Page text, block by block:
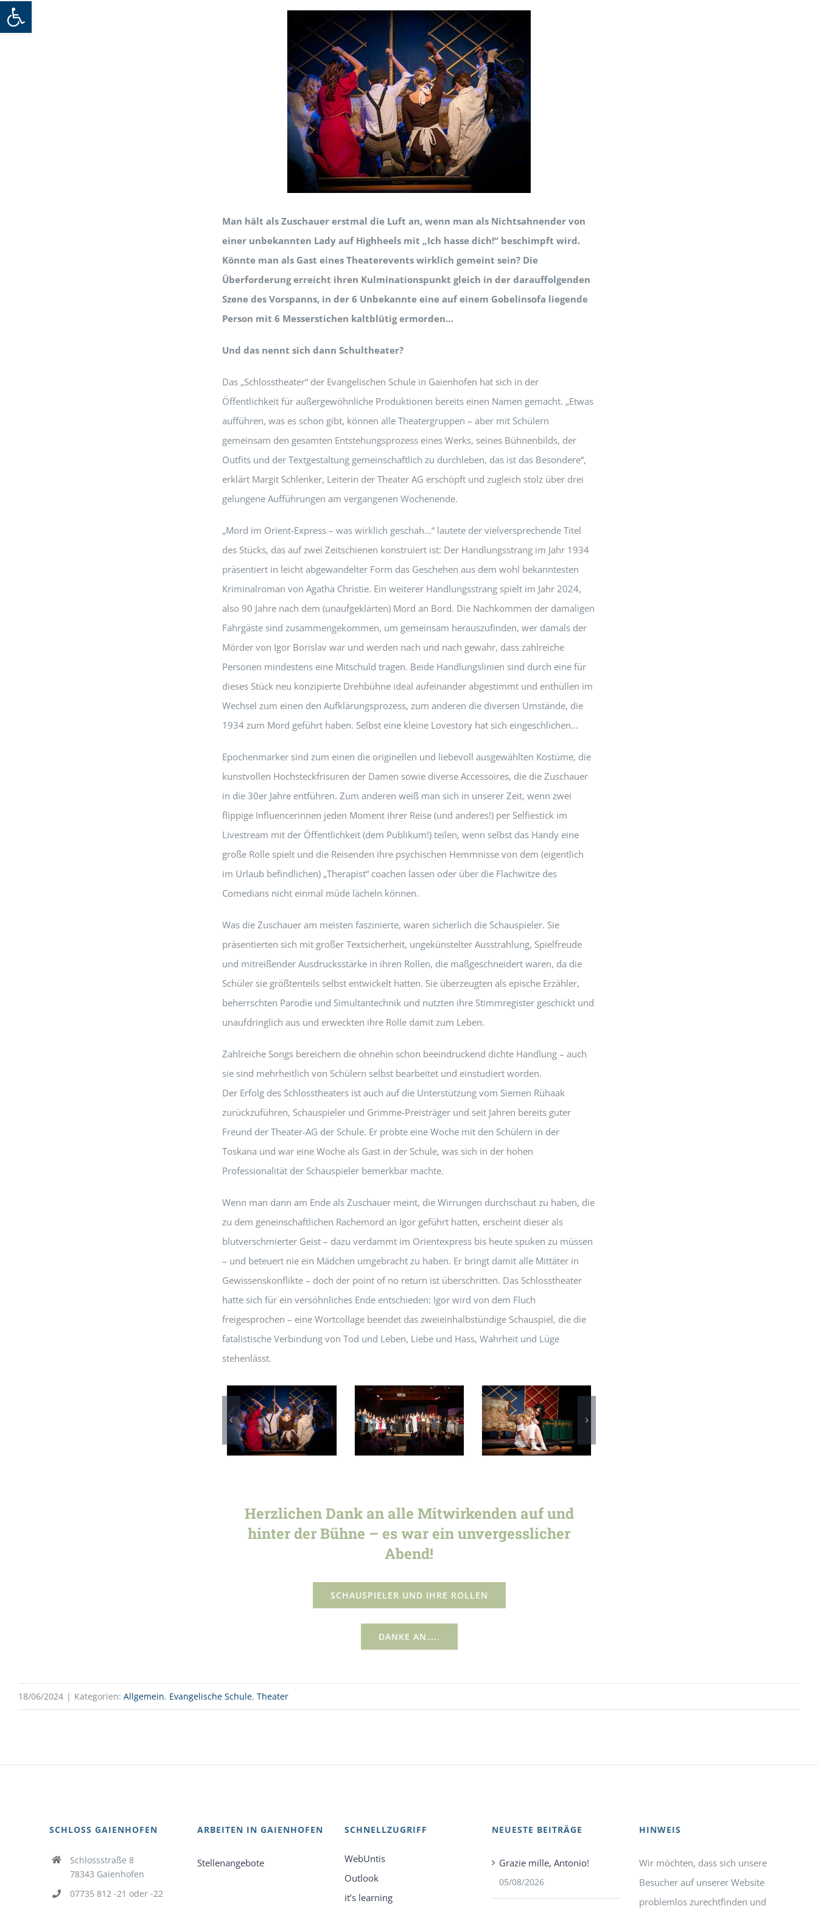
Werkzeugleiste öffnen
Man hält als Zuschauer erstmal die Luft an, wenn man als Nichtsahnender von
einer unbekannten Lady auf Highheels mit „Ich hasse dich!“ beschimpft wird.
Könnte man als Gast eines Theaterevents wirklich gemeint sein? Die
Überforderung erreicht ihren Kulminationspunkt gleich in der darauffolgenden
Szene des Vorspanns, in der 6 Unbekannte eine auf einem Gobelinsofa liegende
Person mit 6 Messerstichen kaltblütig ermorden…
Und das nennt sich dann Schultheater?
Das „Schlosstheater“ der Evangelischen Schule in Gaienhofen hat sich in der
Öffentlichkeit für außergewöhnliche Produktionen bereits einen Namen gemacht. „Etwas
aufführen, was es schon gibt, können alle Theatergruppen – aber mit Schülern
gemeinsam den gesamten Entstehungsprozess eines Werks, seines Bühnenbilds, der
Outfits und der Textgestaltung gemeinschaftlich zu durchleben, das ist das Besondere“,
erklärt Margit Schlenker, Leiterin der Theater AG erschöpft und zugleich stolz über drei
gelungene Aufführungen am vergangenen Wochenende.
„Mord im Orient-Express – was wirklich geschah…“ lautete der vielversprechende Titel
des Stücks, das auf zwei Zeitschienen konstruiert ist: Der Handlungsstrang im Jahr 1934
präsentiert in leicht abgewandelter Form das Geschehen aus dem wohl bekanntesten
Kriminalroman von Agatha Christie. Ein weiterer Handlungsstrang spielt im Jahr 2024,
also 90 Jahre nach dem (unaufgeklärten) Mord an Bord. Die Nachkommen der damaligen
Fahrgäste sind zusammengekommen, um gemeinsam herauszufinden, wer damals der
Mörder von Igor Borislav war und werden nach und nach gewahr, dass zahlreiche
Personen mindestens eine Mitschuld tragen. Beide Handlungslinien sind durch eine für
dieses Stück neu konzipierte Drehbühne ideal aufeinander abgestimmt und enthüllen im
Wechsel zum einen den Aufklärungsprozess, zum anderen die diversen Umstände, die
1934 zum Mord geführt haben. Selbst eine kleine Lovestory hat sich eingeschlichen…
Epochenmarker sind zum einen die originellen und liebevoll ausgewählten Kostüme, die
kunstvollen Hochsteckfrisuren der Damen sowie diverse Accessoires, die die Zuschauer
in die 30er Jahre entführen. Zum anderen weiß man sich in unserer Zeit, wenn zwei
flippige Influencerinnen jeden Moment ihrer Reise (und anderes!) per Selfiestick im
Livestream mit der Öffentlichkeit (dem Publikum!) teilen, wenn selbst das Handy eine
große Rolle spielt und die Reisenden ihre psychischen Hemmnisse von dem (eigentlich
im Urlaub befindlichen) „Therapist“ coachen lassen oder über die Flachwitze des
Comedians nicht einmal müde lächeln können.
Was die Zuschauer am meisten faszinierte, waren sicherlich die Schauspieler. Sie
präsentierten sich mit großer Textsicherheit, ungekünstelter Ausstrahlung, Spielfreude
und mitreißender Ausdrucksstärke in ihren Rollen, die maßgeschneidert waren, da die
Schüler sie größtenteils selbst entwickelt hatten. Sie überzeugten als epische Erzähler,
beherrschten Parodie und Simultantechnik und nutzten ihre Stimmregister geschickt und
unaufdringlich aus und erweckten ihre Rolle damit zum Leben.
Zahlreiche Songs bereichern die ohnehin schon beeindruckend dichte Handlung – auch
sie sind mehrheitlich von Schülern selbst bearbeitet und einstudiert worden.
Der Erfolg des Schlosstheaters ist auch auf die Unterstützung vom Siemen Rühaak
zurückzuführen, Schauspieler und Grimme-Preisträger und seit Jahren bereits guter
Freund der Theater-AG der Schule. Er probte eine Woche mit den Schülern in der
Toskana und war eine Woche als Gast in der Schule, was sich in der hohen
Professionalität der Schauspieler bemerkbar machte.
Wenn man dann am Ende als Zuschauer meint, die Wirrungen durchschaut zu haben, die
zu dem geneinschaftlichen Rachemord an Igor geführt hatten, erscheint dieser als
blutverschmierter Geist – dazu verdammt im Orientexpress bis heute spuken zu müssen
– und beteuert nie ein Mädchen umgebracht zu haben. Er bringt damit alle Mittäter in
Gewissenskonflikte – doch der point of no return ist überschritten. Das Schlosstheater
hatte sich für ein versöhnliches Ende entschieden: Igor wird von dem Fluch
freigesprochen – eine Wortcollage beendet das zweieinhalbstündige Schauspiel, die die
fatalistische Verbindung von Tod und Leben, Liebe und Hass, Wahrheit und Lüge
stehenlässt.
Herzlichen Dank an alle Mitwirkenden auf und
hinter der Bühne – es war ein unvergesslicher
Abend!
SCHAUSPIELER UND IHRE ROLLEN
DANKE AN…..
18/06/2024 | Kategorien: Allgemein, Evangelische Schule, Theater
SCHLOSS GAIENHOFEN
Schlossstraße 8
78343 Gaienhofen
07735 812 -21 oder -22
ARBEITEN IN GAIENHOFEN
Stellenangebote
SCHNELLZUGRIFF
WebUntis
Outlook
it’s learning
NEUESTE BEITRÄGE
Grazie mille, Antonio!
05/08/2026
HINWEIS
Wir möchten, dass sich unsere
Besucher auf unserer Website
problemlos zurechtfinden und